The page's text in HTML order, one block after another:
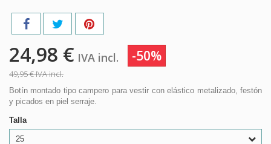
24,98 € IVA incl. -50%
49,95 €IVA incl.
Botín montado tipo campero para vestir con elástico metalizado, festón
y picados en piel serraje.
Talla
25